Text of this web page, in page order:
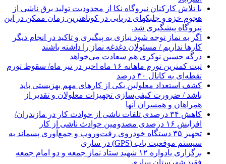
با تلاش کارکنان نیروگاه نکا از محدودیت تولید برق ناشی از
هجوم خزه و جلبکهای دریایی در کوتاهترین زمان ممکن در این
نیروگاه پیشگیری شد.
اگر به نماز توجه شود نیازی به پیگیری و تاکید در انجام دیگر
کارها نداریم / مسئولان دغدغه نماز را داشته باشند
درگه حسین نوکری هم سعادت می‌خواهد
ثبت کمترین تورم ماهانه ۱۶ ماه اخیر در تیر ماه/ سقوط تورم
نقطه‌ای به کانال ۳۰ درصد
کشف استعداد معلولین یکی از کارهای مهم بهزیستی باید
باشد / ضرورت کیفی‌سازی تجهیزات معلولان و تقدیر از
همراهان و همسران آنها
کاهش ۳۴ درصدی تلفات ناشی از حوادث كار در مازندران/
افزایش ۱۶ درصدی مصدومین حوادث ناشی از کار
تجهیز ۳۵ دستگاه خودروی رفت‌وروب و جمع‌آوری پسماند به
سیستم موقعیت یاب (GPS) در ساری
برگزاری یادواره ۱۲ شهید ستاد نماز جمعه و دو امام جمعه
فقید شهرستان ساری